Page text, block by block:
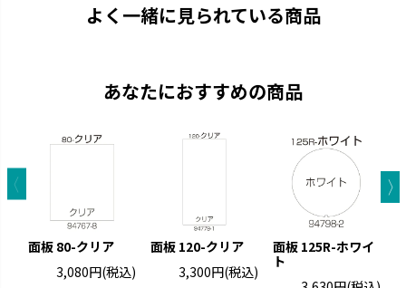
よく一緒に見られている商品
あなたにおすすめの商品
面板 80-クリア
3,080円(税込)
面板 120-クリア
3,300円(税込)
面板 125R-ホワイ
ト